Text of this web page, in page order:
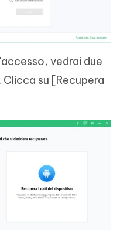
vedrai due
su [Recupera